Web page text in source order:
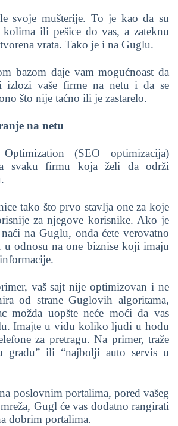
svoje mušterije. To je kao da su
ili pešice do vas, a zateknu
vrata. Tako je i na Guglu.
bazom daje vam mogućnoast da
izlozi vaše firme na netu i da se
što nije taćno ili je zastarelo.
na netu
(SEO optimizacija)
svaku firmu koja želi da održi
tako što prvo stavlja one za koje
za njegove korisnike. Ako je
na Guglu, onda ćete verovatno
u odnosu na one biznise koji imaju
vaš sajt nije optimizovan i ne
od strane Guglovih algoritama,
možda uopšte neće moći da vas
Imajte u vidu koliko ljudi u hodu
za pretragu. Na primer, traže
gradu” ili “najbolji auto servis u
poslovnim portalima, pored vašeg
Gugl će vas dodatno rangirati
dobrim portalima.